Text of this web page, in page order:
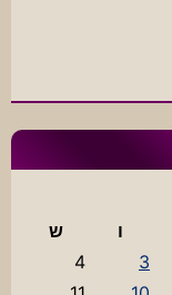
ו
ש
3
4